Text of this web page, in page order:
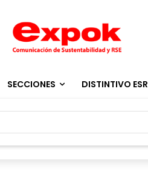
SECCIONES DISTINTIVO ESR